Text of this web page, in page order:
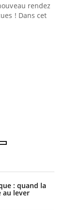
rendez-
! Dans cet
: quand la
au lever